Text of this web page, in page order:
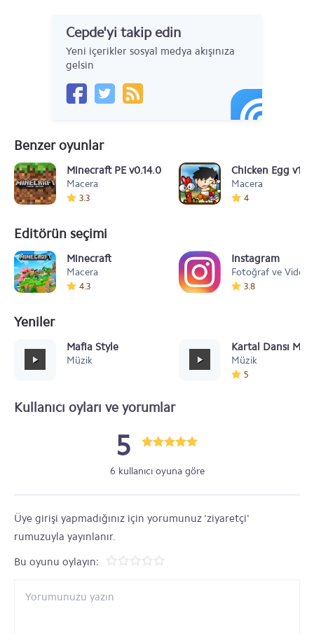
Cepde'yi takip edin
Yeni içerikler sosyal medya akışınıza
gelsin
Benzer oyunlar
Minecraft PE v0.14.0
Macera
3.3
Chicken Egg
Macera
4
Editörün seçimi
Minecraft
Macera
4.3
Instagram
Fotoğraf ve Video
3.8
Yeniler
Mafia Style
Müzik
Kartal Dansı
Müzik
5
Kullanıcı oyları ve yorumlar
5
6 kullanıcı oyuna göre
Üye girişi yapmadığınız için yorumunuz 'ziyaretçi'
rumuzuyla yayınlanır.
Bu oyunu oylayın: